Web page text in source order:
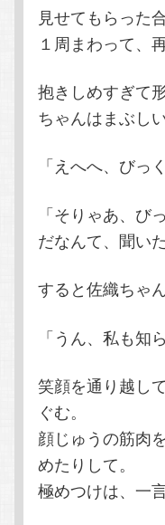
見せてもらった
１周まわって、
抱きしめすぎて
ちゃんはまぶし
「えへへ、びっ
「そりゃあ、
だなんて、聞い
すると佐織ちゃ
「うん、私も知
笑顔を通り越し
ぐむ。
顔じゅうの筋肉
めたりして。
極めつけは、一言